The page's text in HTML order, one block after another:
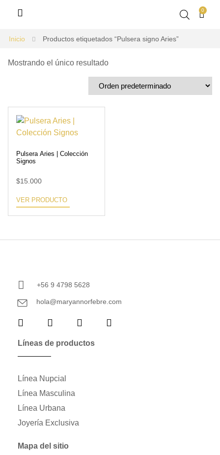
0
Inicio Productos etiquetados “Pulsera signo Aries”
Mostrando el único resultado
Pulsera Aries | Colección
Signos
$15.000
VER PRODUCTO
+56 9 4798 5628
hola@maryannorfebre.com
Líneas de productos
Línea Nupcial
Línea Masculina
Línea Urbana
Joyería Exclusiva
Mapa del sitio